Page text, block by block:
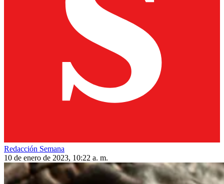
Redacción Semana
10 de enero de 2023, 10:22 a. m.